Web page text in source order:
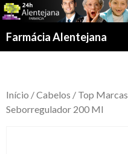
Farmácia Alentejana
Início /Cabelos / Top Marcas
Seborregulador 200 Ml